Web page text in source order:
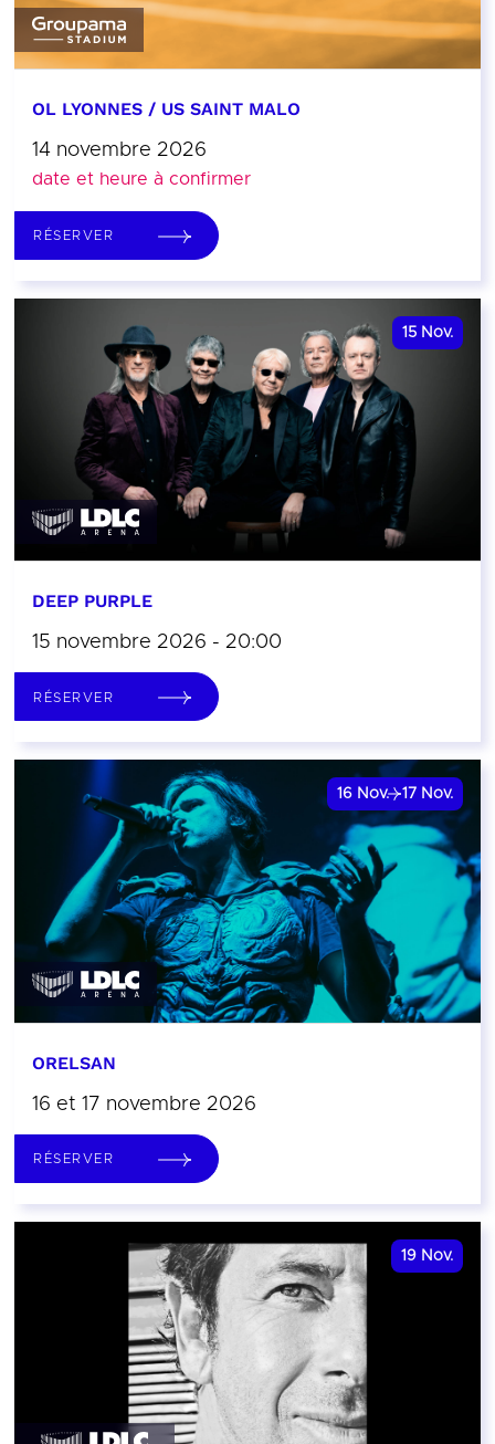
OL LYONNES / US SAINT MALO
14 novembre 2026
date et heure à confirmer
RÉSERVER
15 Nov.
DEEP PURPLE
15 novembre 2026 - 20:00
RÉSERVER
16 Nov. 17 Nov.
ORELSAN
16 et 17 novembre 2026
RÉSERVER
19 Nov.